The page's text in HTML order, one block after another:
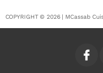
COPYRIGHT © 2026 | MCassab